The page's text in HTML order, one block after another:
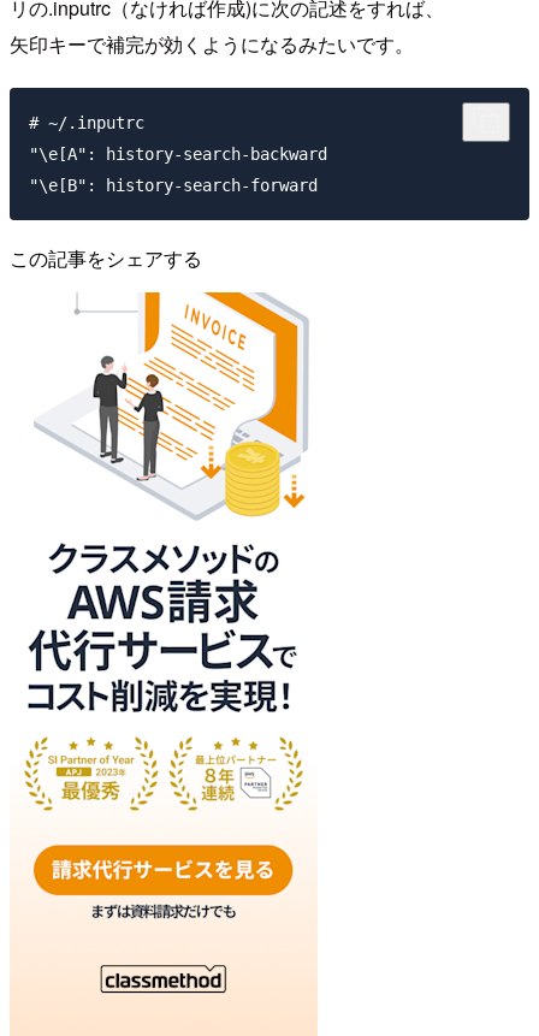
リの.inputrc（なければ作成)に次の記述をすれば、
矢印キーで補完が効くようになるみたいです。
# ~/.inputrc
"\e[A": history-search-backward
この記事をシェアする